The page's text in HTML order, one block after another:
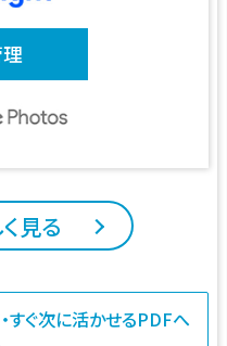
見る
すぐ次に活かせるPDFへ